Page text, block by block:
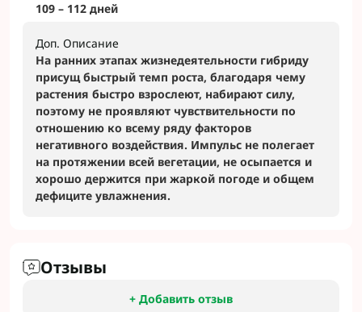
109 – 112 дней
Доп. Описание
На ранних этапах жизнедеятельности гибриду
присущ быстрый темп роста, благодаря чему
растения быстро взрослеют, набирают силу,
поэтому не проявляют чувствительности по
отношению ко всему ряду факторов
негативного воздействия. Импульс не полегает
на протяжении всей вегетации, не осыпается и
хорошо держится при жаркой погоде и общем
дефиците увлажнения.
Отзывы
+ Добавить отзыв